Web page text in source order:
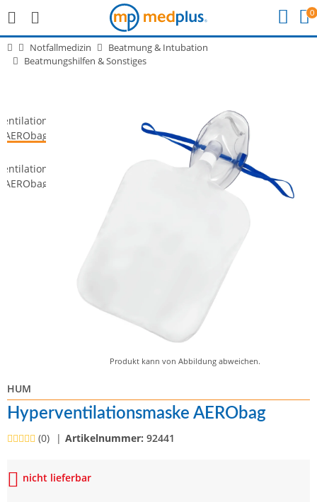
0
Notfallmedizin
Beatmung & Intubation
Beatmungshilfen & Sonstiges
Produkt kann von Abbildung abweichen.
HUM
Hyperventilationsmaske AERObag
(0) Artikelnummer: 92441
nicht lieferbar